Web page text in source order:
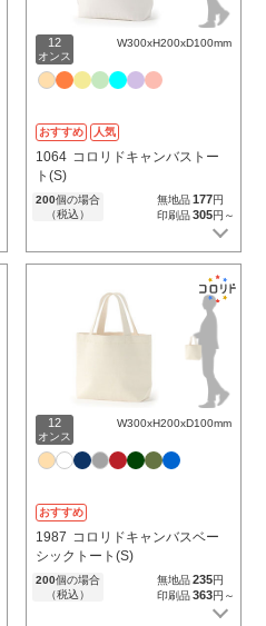
12
オンス
W300xH200xD100mm
おすすめ 人気
1064 コロリドキャンバストー
ト(S)
200個の場合
（税込）
無地品177円
印刷品305円～
12
オンス
W300xH200xD100mm
おすすめ
1987 コロリドキャンバスベー
シックトート(S)
200個の場合
（税込）
無地品235円
印刷品363円～